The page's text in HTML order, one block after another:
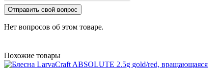
Отправить свой вопрос
Нет вопросов об этом товаре.
Похожие товары